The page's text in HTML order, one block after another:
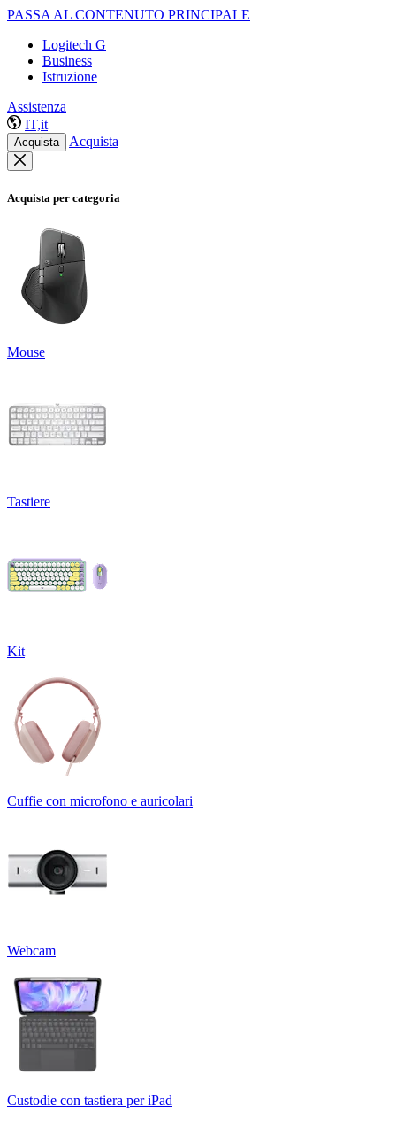
PASSA AL CONTENUTO PRINCIPALE
Logitech G
Business
Istruzione
Assistenza
IT,it
Acquista Acquista
Acquista per categoria
Mouse
Tastiere
Kit
Cuffie con microfono e auricolari
Webcam
Custodie con tastiera per iPad